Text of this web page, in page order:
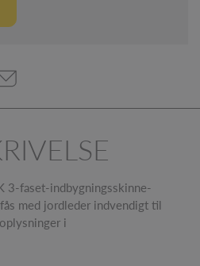
3-faset-indbygningsskinne-
med jordleder indvendigt til
i